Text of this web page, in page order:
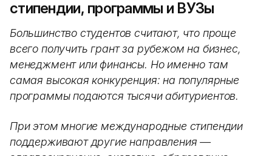
стипендии, программы и ВУЗы
Большинство студентов считают, что проще
всего получить грант за рубежом на бизнес,
менеджмент или финансы. Но именно там
самая высокая конкуренция: на популярные
программы подаются тысячи абитуриентов.
При этом многие международные стипендии
поддерживают другие направления —